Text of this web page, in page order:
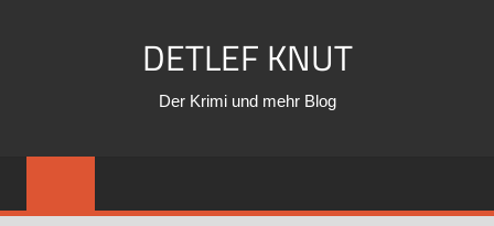
DETLEF KNUT
Der Krimi und mehr Blog